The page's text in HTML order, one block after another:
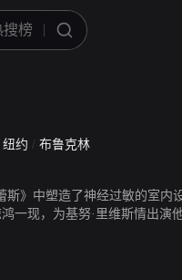
纽约 / 布鲁克林
》中塑造了神经过敏的室内
一现，为基努·里维斯情出演
》、《紫罗兰》、《幸运牌